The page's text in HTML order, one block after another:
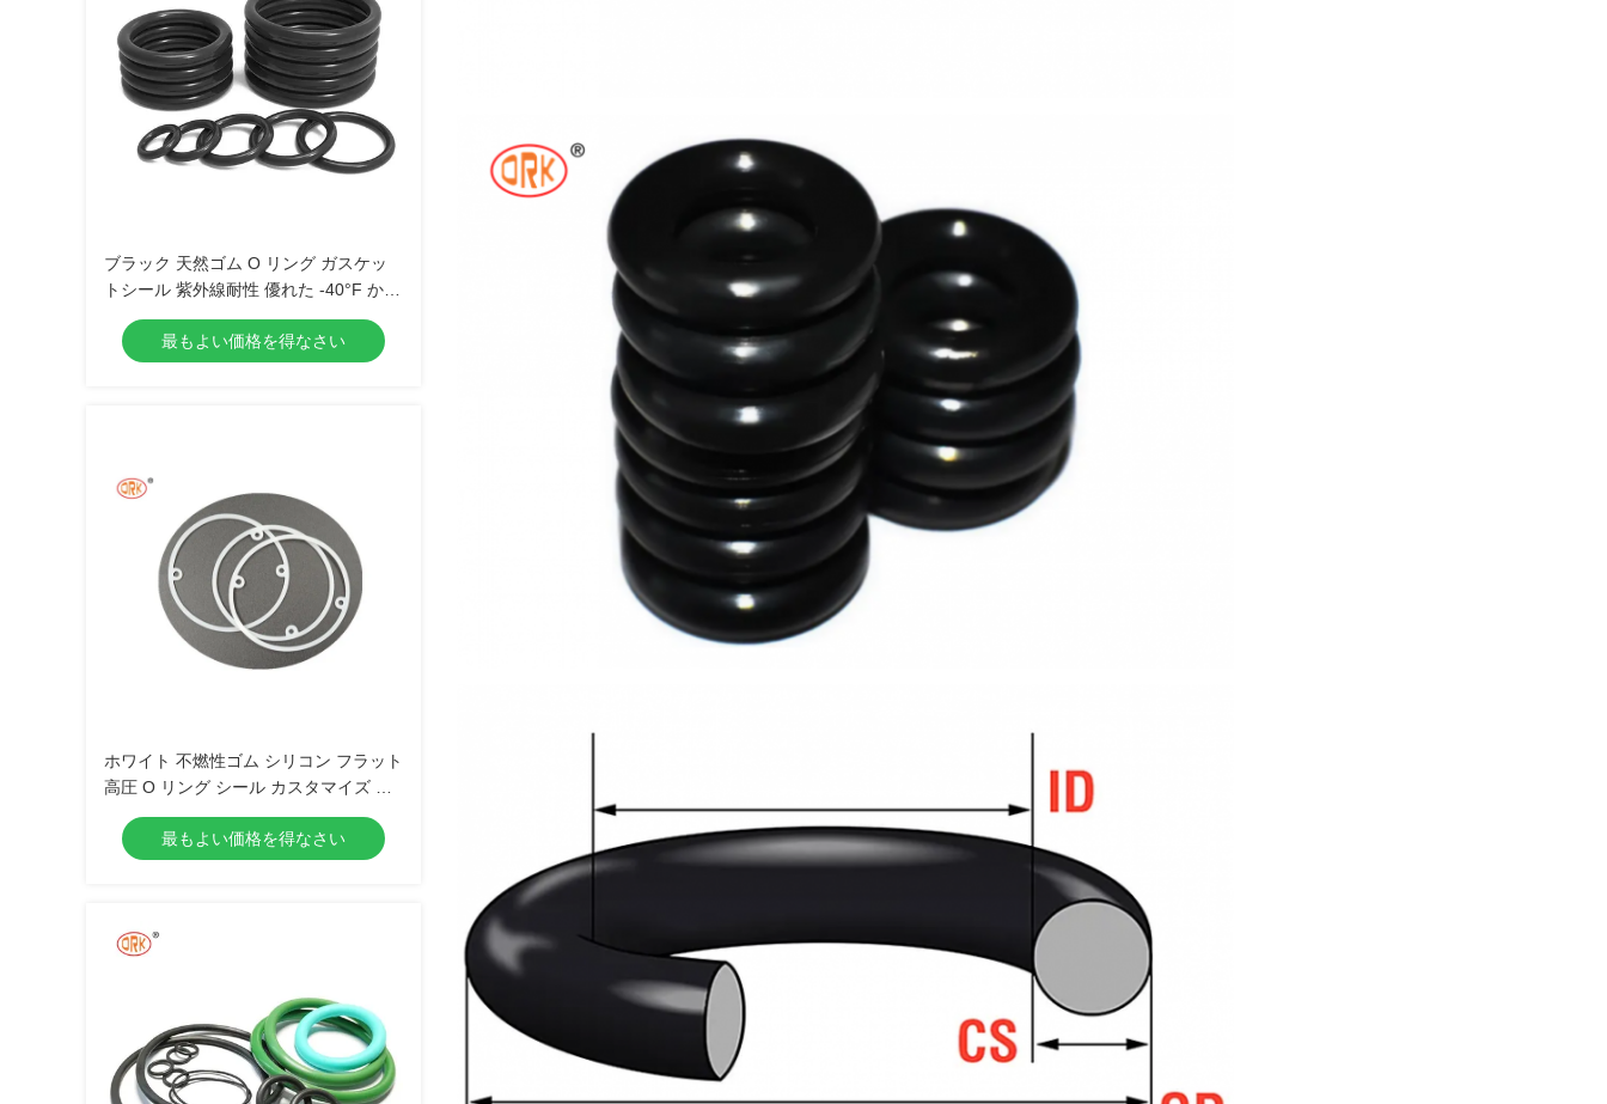
ブラック 天然ゴム O リング ガスケッ
トシール 紫外線耐性 優れた -40°F から
+250°F 温度範囲
最もよい価格を得なさい
ホワイト 不燃性ゴム シリコン フラット
高圧 O リング シール カスタマイズ サ
イズ
最もよい価格を得なさい